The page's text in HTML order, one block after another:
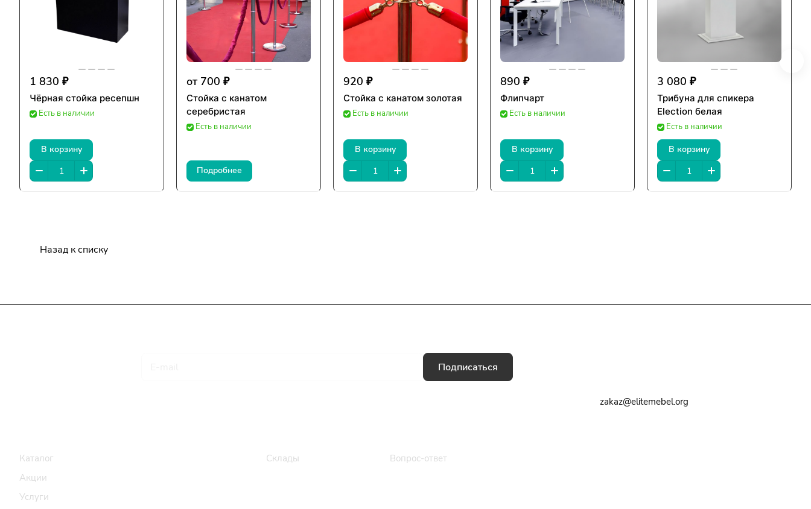
1 830 ₽
Чёрная стойка ресепшн
Есть в наличии
В корзину
от 700 ₽
Стойка с канатом
серебристая
Есть в наличии
Подробнее
920 ₽
Стойка с канатом золотая
Есть в наличии
В корзину
890 ₽
Флипчарт
Есть в наличии
В корзину
3 080 ₽
Трибуна для спикера
Election белая
Есть в наличии
В корзину
Назад к списку
Подписаться
Каталог
Акции
Услуги
Склады Вопрос-ответ
zakaz@elitemebel.org